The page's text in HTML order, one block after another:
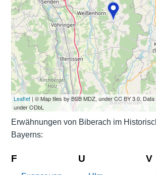
Leaflet| © Map tiles by BSB MDZ, under CC BY 3.0.
under ODbL
Erwähnungen von Biberach im
Bayerns:
F U V